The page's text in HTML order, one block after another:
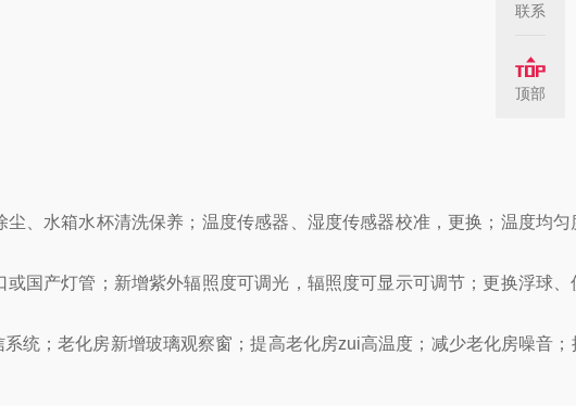
、水箱水杯清洗保养；温度传感器、湿度传感器校准，更换；温度均匀
国产灯管；新增紫外辐照度可调光，辐照度可显示可调节；更换浮球、
统；老化房新增玻璃观察窗；提高老化房zui高温度；减少老化房噪音；
联系
顶部